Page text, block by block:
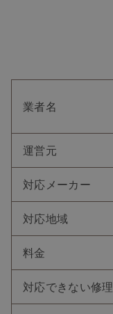
業者名
運営元
対応メーカー
対応地域
料金
対応できない修理